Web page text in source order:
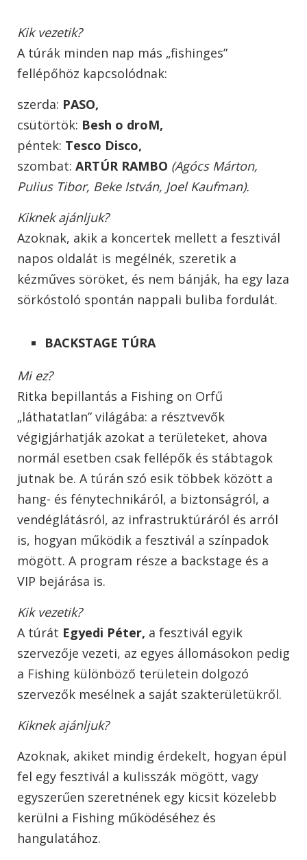
Kik vezetik?
A túrák minden nap más „fishinges”
fellépőhöz kapcsolódnak:
szerda: PASO,
csütörtök: Besh o droM,
péntek: Tesco Disco,
szombat: ARTÚR RAMBO (Agócs Márton,
Pulius Tibor, Beke István, Joel Kaufman).
Kiknek ajánljuk?
Azoknak, akik a koncertek mellett a fesztivál
napos oldalát is megélnék, szeretik a
kézműves söröket, és nem bánják, ha egy laza
sörkóstoló spontán nappali buliba fordulát.
BACKSTAGE TÚRA
Mi ez?
Ritka bepillantás a Fishing on Orfű
„láthatatlan” világába: a résztvevők
végigjárhatják azokat a területeket, ahova
normál esetben csak fellépők és stábtagok
jutnak be. A túrán szó esik többek között a
hang- és fénytechnikáról, a biztonságról, a
vendéglátásról, az infrastruktúráról és arról
is, hogyan működik a fesztivál a színpadok
mögött. A program része a backstage és a
VIP bejárása is.
Kik vezetik?
A túrát Egyedi Péter, a fesztivál egyik
szervezője vezeti, az egyes állomásokon pedig
a Fishing különböző területein dolgozó
szervezők mesélnek a saját szakterületükről.
Kiknek ajánljuk?
Azoknak, akiket mindig érdekelt, hogyan épül
fel egy fesztivál a kulisszák mögött, vagy
egyszerűen szeretnének egy kicsit közelebb
kerülni a Fishing működéséhez és
hangulatához.